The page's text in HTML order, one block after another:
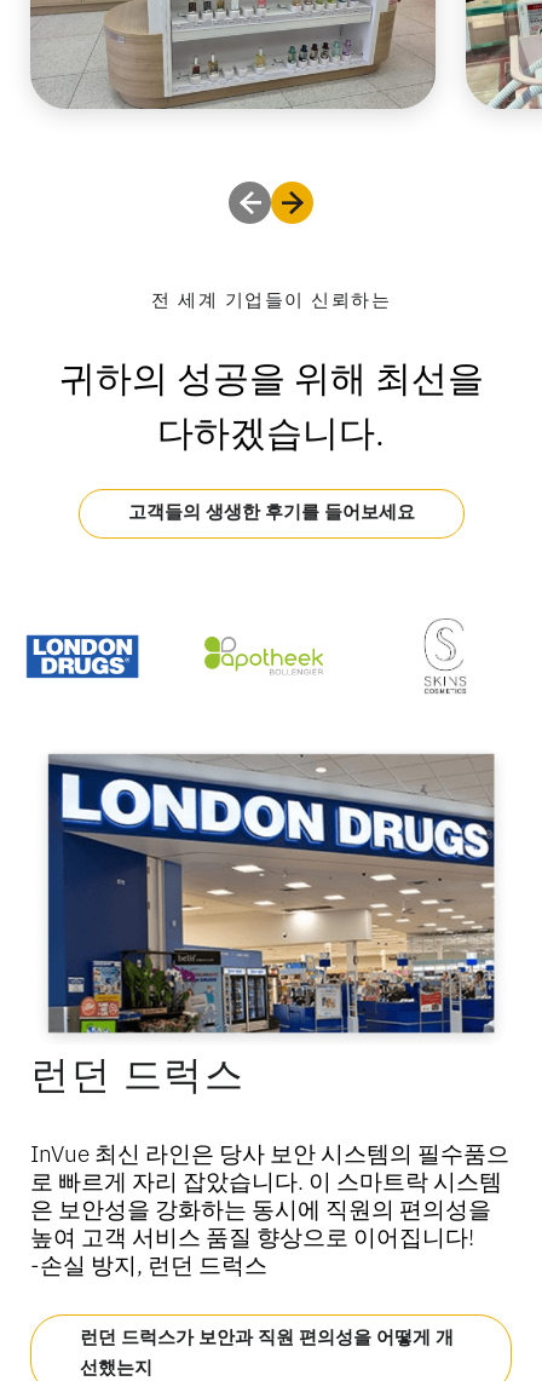
전 세계 기업들이 신뢰하는
귀하의 성공을 위해 최선을
다하겠습니다.
고객들의 생생한 후기를 들어보세요
런던 드럭스
InVue 최신 라인은 당사 보안 시스템의 필수품으
로 빠르게 자리 잡았습니다. 이 스마트락 시스템
은 보안성을 강화하는 동시에 직원의 편의성을
높여 고객 서비스 품질 향상으로 이어집니다!
-손실 방지, 런던 드럭스
런던 드럭스가 보안과 직원 편의성을 어떻게 개
선했는지
이 시스템은 태블릿을 충전하고 고정된 위치에
고정시키지만, 고객을 위한 장비 확인이나 개인
적인 대화를 위해 신속하게 분리할 수 있습니다.
-약국 주인, 아포테크 볼렌기어
Apotheek Bollengier 사례 연구 읽어보기: 약국
소매업 mPOS
“고객을 불필요하게 기다리게 하지 않는 유연한
방식입니다… 소중한 공간을 차지하는 거대한 계
산대가 없어서, 그 공간에 저희 브랜드와 제품을
전시하는 것을 선호합니다.”
-스킨스 코스메틱스
스킨스 코스메틱스가 어떻게 계산대를 없애고
매장 공간을 확보했는지 확인해 보세요
InVue 최신 라인은 당사 보안 시스템의 필수품으
로 빠르게 자리 잡았습니다. 이 스마트락 시스템
은 보안성을 강화하는 동시에 직원의 편의성을
높여 고객 서비스 품질 향상으로 이어집니다!
-손실 방지, 런던 드럭스
런던 드럭스가 보안과 직원 편의성을 어떻게 개
선했는지
이 시스템은 태블릿을 충전하고 고정된 위치에
고정시키지만, 고객을 위한 장비 확인이나 개인
적인 대화를 위해 신속하게 분리할 수 있습니다.
-약국 주인, 아포테크 볼렌기어
Apotheek Bollengier 사례 연구 읽어보기: 약국
소매업 mPOS
“고객을 불필요하게 기다리게 하지 않는 유연한
방식입니다… 소중한 공간을 차지하는 거대한 계
산대가 없어서, 그 공간에 저희 브랜드와 제품을
전시하는 것을 선호합니다.”
-스킨스 코스메틱스
스킨스 코스메틱스가 어떻게 계산대를 없애고
매장 공간을 확보했는지 확인해 보세요
InVue 최신 라인은 당사 보안 시스템의 필수품으
로 빠르게 자리 잡았습니다. 이 스마트락 시스템
은 보안성을 강화하는 동시에 직원의 편의성을
높여 고객 서비스 품질 향상으로 이어집니다!
-손실 방지, 런던 드럭스
런던 드럭스가 보안과 직원 편의성을 어떻게 개
선했는지
이 시스템은 태블릿을 충전하고 고정된 위치에
고정시키지만, 고객을 위한 장비 확인이나 개인
적인 대화를 위해 신속하게 분리할 수 있습니다.
-약국 주인, 아포테크 볼렌기어
Apotheek Bollengier 사례 연구 읽어보기: 약국
소매업 mPOS
“고객을 불필요하게 기다리게 하지 않는 유연한
방식입니다… 소중한 공간을 차지하는 거대한 계
산대가 없어서, 그 공간에 저희 브랜드와 제품을
전시하는 것을 선호합니다.”
-스킨스 코스메틱스
스킨스 코스메틱스가 어떻게 계산대를 없애고
매장 공간을 확보했는지 확인해 보세요